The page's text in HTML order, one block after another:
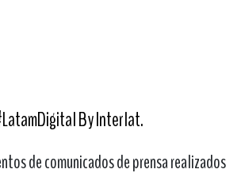
By Interlat.
de comunicados de prensa realizados